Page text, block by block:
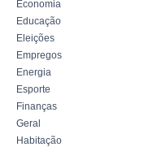
Economia
Educação
Eleições
Empregos
Energia
Esporte
Finanças
Geral
Habitação